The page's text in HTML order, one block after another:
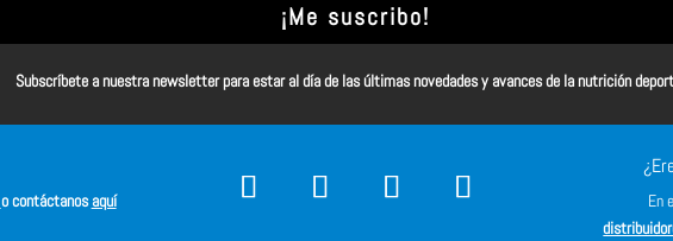
¡Me suscribo!
Subscríbete a nuestra newsletter para estar al día de las últimas novedades y avances de la nutrición
o contáctanosaquí En